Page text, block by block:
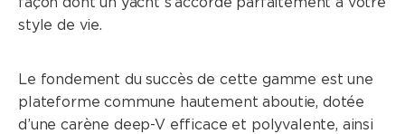
CLASSE V
CLASSE C
style de vie.
Le fondement du succès de cette gamme est une
plateforme commune hautement aboutie, dotée
d’une carène deep-V efficace et polyvalente, ainsi